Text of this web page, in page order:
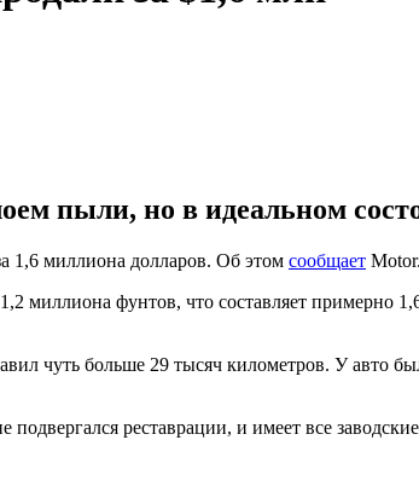
пыли, но в идеальном
1,6 миллиона долларов. Об этом сообщает
миллиона фунтов, что составляет примерно
чуть больше 29 тысяч километров. У авто
реставрации, и имеет все